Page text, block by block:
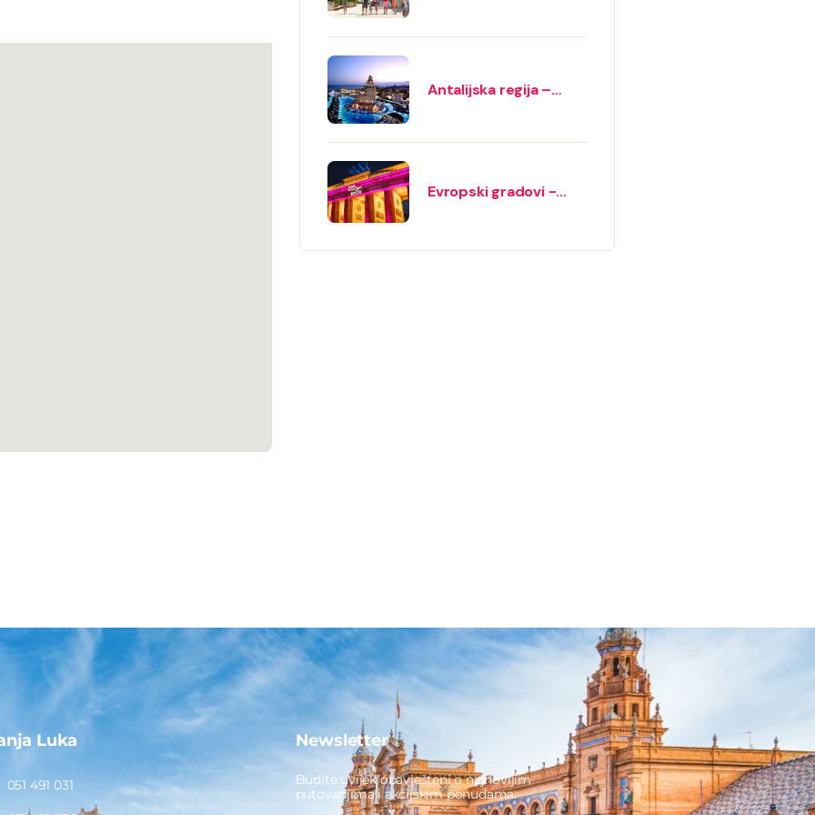
Antalijska regija –
Evropski gradovi -
Luka
051 491 031
Newsletter
Budite uvijek obavješteni o najnovijim
putovanjima i akcijskim ponudama.